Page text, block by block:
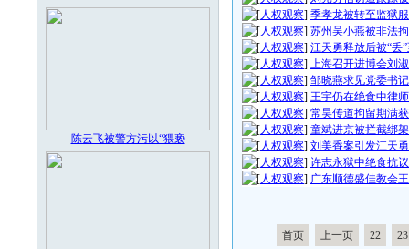
陈云飞被警方污以“猥亵
[人权观察] 季孝龙被转至监狱
[人权观察] 苏州吴小燕被非法
[人权观察] 江天勇释放后被“丢
[人权观察] 上海召开进博会刘
[人权观察] 邹晓燕求见党委书
[人权观察] 王宇仍在绝食中律
[人权观察] 常昊传道拘留期满
[人权观察] 童斌进京被拦截绑
[人权观察] 刘美香案引发江天
[人权观察] 许志永狱中绝食抗
[人权观察] 广东顺德盛佳教会
首页 上一页 22 23